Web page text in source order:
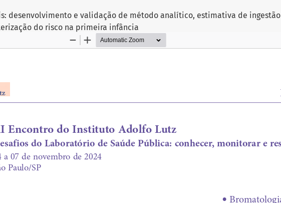
desenvolvimento e validação de método analítico, estimativa de ingestão
do risco na primeira infância